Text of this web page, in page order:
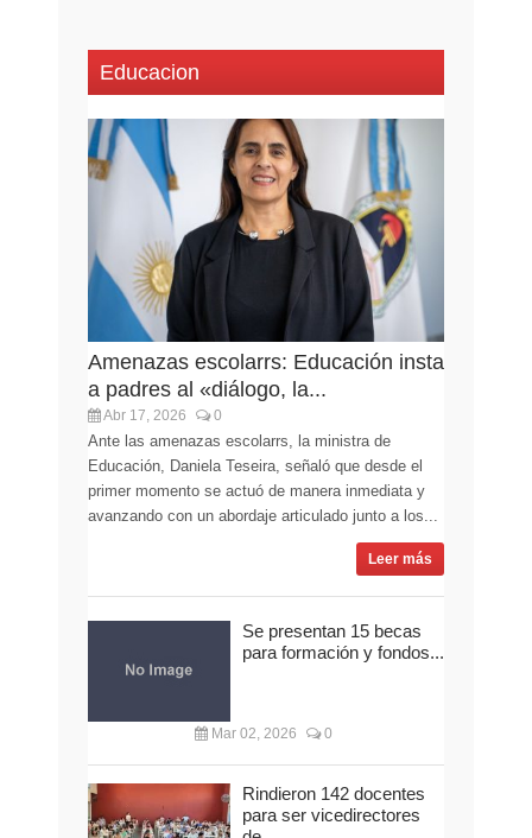
Educacion
Amenazas escolarrs: Educación insta
a padres al «diálogo, la...
Abr 17, 2026 0
Ante las amenazas escolarrs, la ministra de
Educación, Daniela Teseira, señaló que desde el
primer momento se actuó de manera inmediata y
avanzando con un abordaje articulado junto a los...
Leer más
Se presentan 15 becas
para formación y fondos...
Mar 02, 2026 0
Rindieron 142 docentes
para ser vicedirectores